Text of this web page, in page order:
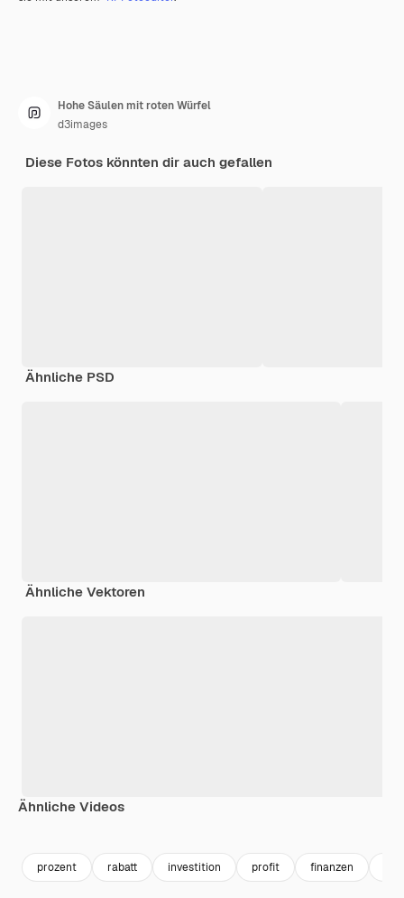
Hohe Säulen mit roten Würfel
d3images
Diese Fotos könnten dir auch gefallen
Ähnliche PSD
Ähnliche Vektoren
Ähnliche Videos
prozent rabatt investition profit finanzen